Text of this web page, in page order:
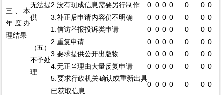
三、本
年度办
理结果
无法提
供
2.没有现成信息需要另行制作
0 0 0 0 0 0 0
3.补正后申请内容仍不明确
0 0 0 0 0 0 0
（五）
不予处
理
1.信访举报投诉类申请 0 0 0 0 0 0 0
2.重复申请
0 0 0 0 0 0 0
3.要求提供公开出版物
0 0 0 0 0 0 0
4.无正当理由大量反复申请
0 0 0 0 0 0 0
5.要求行政机关确认或重新出具
已获取信息
0 0 0 0 0 0 0